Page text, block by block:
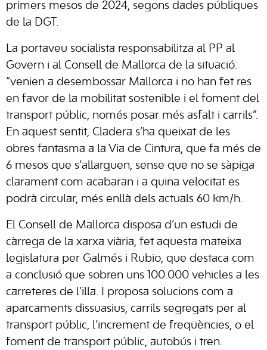
primers mesos de 2024, segons dades públiques
de la DGT.
La portaveu socialista responsabilitza al PP al
Govern i al Consell de Mallorca de la situació:
“venien a desembossar Mallorca i no han fet res
en favor de la mobilitat sostenible i el foment del
transport públic, només posar més asfalt i carrils”.
En aquest sentit, Cladera s’ha queixat de les
obres fantasma a la Via de Cintura, que fa més de
6 mesos que s’allarguen, sense que no se sàpiga
clarament com acabaran i a quina velocitat es
podrà circular, més enllà dels actuals 60 km/h.
El Consell de Mallorca disposa d’un estudi de
càrrega de la xarxa viària, fet aquesta mateixa
legislatura per Galmés i Rubio, que destaca com
a conclusió que sobren uns 100.000 vehicles a les
carreteres de l’illa. I proposa solucions com a
aparcaments dissuasius, carrils segregats per al
transport públic, l’increment de freqüències, o el
foment de transport públic, autobús i tren.